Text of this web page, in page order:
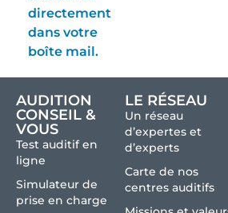
directement
dans votre
boîte mail.
AUDITION
CONSEIL &
VOUS
Test auditif en
ligne
Simulateur de
prise en charge
LE RÉSEAU
Un réseau
d’expertes et
d’experts
Carte de nos
centres auditifs